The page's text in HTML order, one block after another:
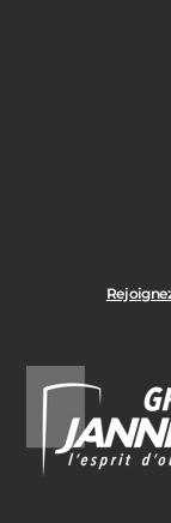
Code Postal